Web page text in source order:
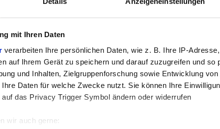
mit Ihren Daten
verarbeiten Ihre persönlichen Daten, wie z. B. Ihre IP-
auf Ihrem Gerät zu speichern und darauf zuzugreifen und so
und Inhalten, Zielgruppenforschung sowie Entwicklung
Daten für welche Zwecke nutzt. Sie können Ihre
das Privacy Trigger Symbol ändern oder widerrufen
wir auch gerne:
Evil 2, Devil May Cry 5 & The Division 2